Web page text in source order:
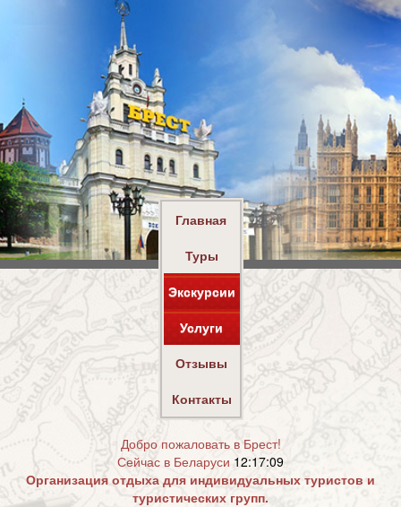
Главная
Туры
Экскурсии
Услуги
Отзывы
Контакты
Добро пожаловать в Брест!
Сейчас в Беларуси 12:17:09
Организация отдыха для индивидуальных туристов и
туристических групп.